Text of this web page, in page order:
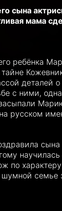
сына
мама
ребёнка
деталей
с ними,
русском
сына
по
семье